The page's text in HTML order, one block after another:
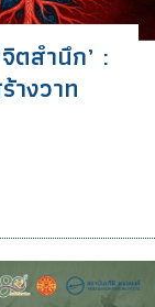
ตสำนึก’ :
างวาท